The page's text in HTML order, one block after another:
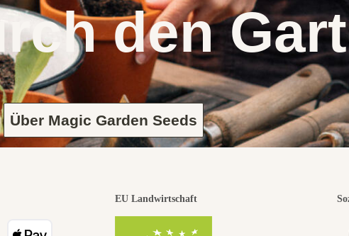
den
Über Magic Garden Seeds
EU Landwirtschaft